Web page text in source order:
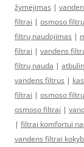
žymėjimas |
filtrai | osmoso
filtrų naudojimas |
filtrai | vandens
filtrų nauda |
vandens filtrus |
filtrai | osmoso
osmoso filtrai |
| filtrai komfortui
vandens filtrai